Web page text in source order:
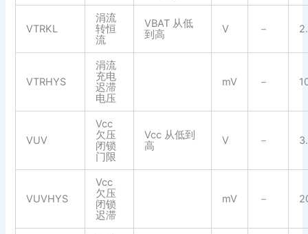
VTRKL
涓流
转恒
流
VBAT 从低
到高
V －
VTRHYS
涓流
充电
迟滞
电压
mV －
VUV
Vcc
欠压
闭锁
门限
Vcc 从低到
高
V －
VUVHYS
Vcc
欠压
闭锁
迟滞
mV －